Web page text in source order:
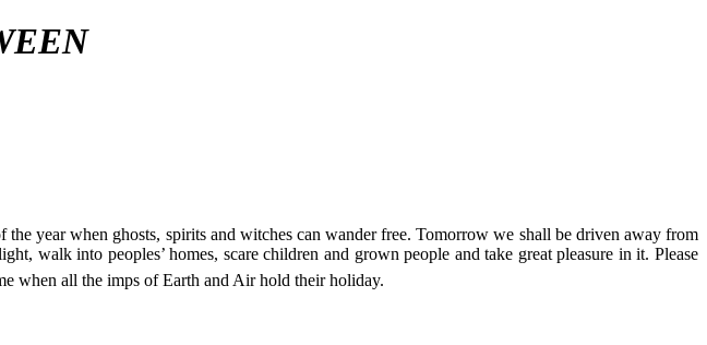
year when ghosts, spirits and witches can wander free. Tomorrow we shall be driven away from
walk into peoples’ homes, scare children and grown people and take great pleasure in it. Please
when all the imps of Earth and Air hold their holiday.